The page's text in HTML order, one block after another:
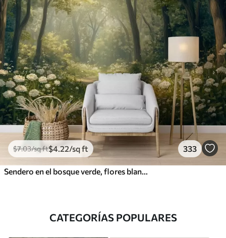
$7.03/sq ft$4.22/sq ft 333
CATEGORÍAS POPULARES